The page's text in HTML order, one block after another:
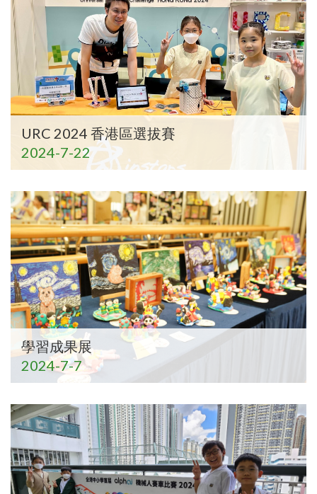
URC 2024 香港區選拔賽
2024-7-22
學習成果展
2024-7-7